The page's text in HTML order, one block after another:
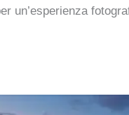
un’esperienza